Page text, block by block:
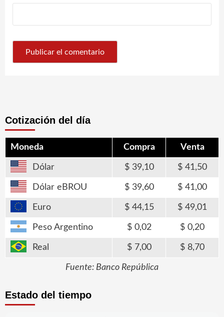
Cotización del día
Moneda Compra Venta
Dólar 39,10 41,50
Dólar eBROU 39,60 41,00
Euro 44,15 49,01
Peso Argentino 0,02 0,20
Real 7,00 8,70
Fuente: Banco República
Estado del tiempo